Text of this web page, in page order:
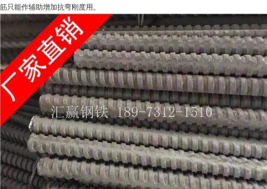
筋只能作辅助增加抗弯刚度用。